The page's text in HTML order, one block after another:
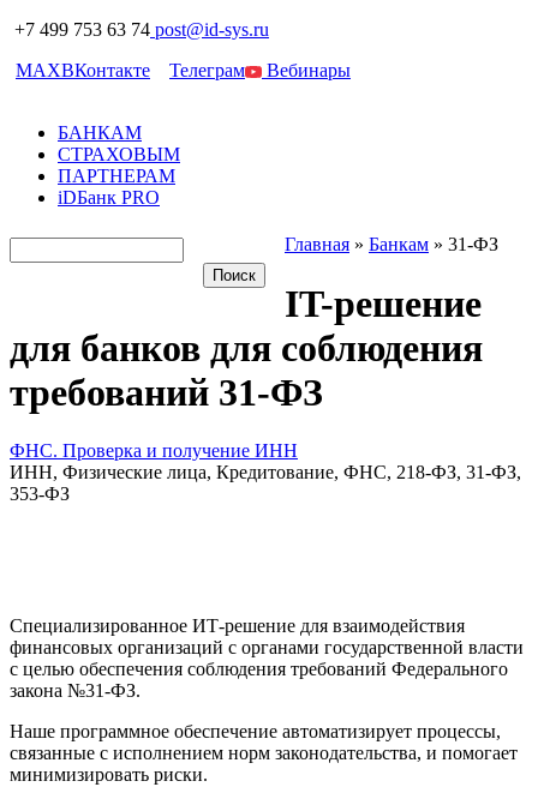
+7 499 753 63 74 post@id-sys.ru
MAXВКонтакте Телеграм Вебинары
БАНКАМ
СТРАХОВЫМ
ПАРТНЕРАМ
iDБанк PRO
Главная » Банкам » 31-ФЗ
IT-решение
для банков для соблюдения
требований 31-ФЗ
ФНС. Проверка и получение ИНН
ИНН, Физические лица, Кредитование, ФНС, 218-ФЗ, 31-ФЗ,
353-ФЗ
Специализированное ИТ-решение для взаимодействия
финансовых организаций с органами государственной власти
с целью обеспечения соблюдения требований Федерального
закона №31-ФЗ.
Наше программное обеспечение автоматизирует процессы,
связанные с исполнением норм законодательства, и помогает
минимизировать риски.